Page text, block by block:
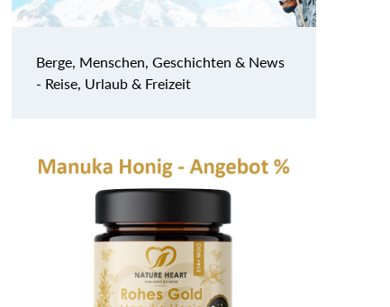
Berge, Menschen, Geschichten & News
- Reise, Urlaub & Freizeit